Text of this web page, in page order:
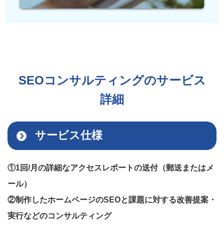
SEOコンサルティングのサービス
詳細
サービス仕様
①1回/月の詳細なアクセスレポートの送付（郵送またはメ
ール）
②制作したホームページのSEOと課題に対する改善提案・
実行などのコンサルティング